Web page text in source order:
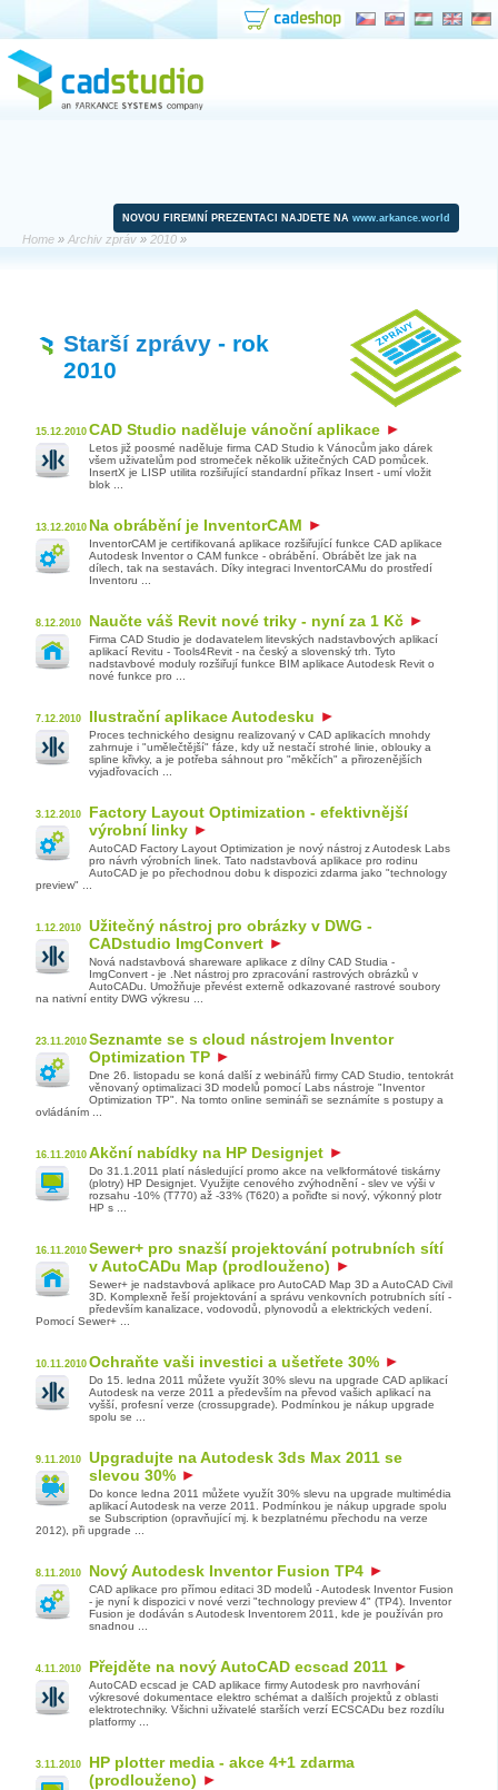
NOVOU FIREMNÍ PREZENTACI NAJDETE NA www.arkance.world
Home » Archiv zpráv » 2010 »
Starší zprávy - rok
2010
15.12.2010 CAD Studio naděluje vánoční aplikace
Letos již poosmé naděluje firma CAD Studio k Vánocům jako dárek
všem uživatelům pod stromeček několik užitečných CAD pomůcek.
InsertX je LISP utilita rozšiřující standardní příkaz Insert - umí vložit
blok ...
13.12.2010 Na obrábění je InventorCAM
InventorCAM je certifikovaná aplikace rozšiřující funkce CAD aplikace
Autodesk Inventor o CAM funkce - obrábění. Obrábět lze jak na
dílech, tak na sestavách. Díky integraci InventorCAMu do prostředí
Inventoru ...
8.12.2010 Naučte váš Revit nové triky - nyní za 1 Kč
Firma CAD Studio je dodavatelem litevských nadstavbových aplikací
aplikací Revitu - Tools4Revit - na český a slovenský trh. Tyto
nadstavbové moduly rozšiřují funkce BIM aplikace Autodesk Revit o
nové funkce pro ...
7.12.2010 Ilustrační aplikace Autodesku
Proces technického designu realizovaný v CAD aplikacích mnohdy
zahrnuje i "umělečtější" fáze, kdy už nestačí strohé linie, oblouky a
spline křivky, a je potřeba sáhnout pro "měkčích" a přirozenějších
vyjadřovacích ...
3.12.2010
Factory Layout Optimization - efektivnější
výrobní linky
AutoCAD Factory Layout Optimization je nový nástroj z Autodesk Labs
pro návrh výrobních linek. Tato nadstavbová aplikace pro rodinu
AutoCAD je po přechodnou dobu k dispozici zdarma jako "technology
preview" ...
1.12.2010
Užitečný nástroj pro obrázky v DWG -
CADstudio ImgConvert
Nová nadstavbová shareware aplikace z dílny CAD Studia -
ImgConvert - je .Net nástroj pro zpracování rastrových obrázků v
AutoCADu. Umožňuje převést externě odkazované rastrové soubory
na nativní entity DWG výkresu ...
23.11.2010 Seznamte se s cloud nástrojem Inventor
Optimization TP
Dne 26. listopadu se koná další z webinářů firmy CAD Studio, tentokrát
věnovaný optimalizaci 3D modelů pomocí Labs nástroje "Inventor
Optimization TP". Na tomto online semináři se seznámíte s postupy a
ovládáním ...
16.11.2010 Akční nabídky na HP Designjet
Do 31.1.2011 platí následující promo akce na velkformátové tiskárny
(plotry) HP Designjet. Využijte cenového zvýhodnění - slev ve výši v
rozsahu -10% (T770) až -33% (T620) a pořiďte si nový, výkonný plotr
HP s ...
16.11.2010 Sewer+ pro snazší projektování potrubních sítí
v AutoCADu Map (prodlouženo)
Sewer+ je nadstavbová aplikace pro AutoCAD Map 3D a AutoCAD Civil
3D. Komplexně řeší projektování a správu venkovních potrubních sítí -
především kanalizace, vodovodů, plynovodů a elektrických vedení.
Pomocí Sewer+ ...
10.11.2010 Ochraňte vaši investici a ušetřete 30%
Do 15. ledna 2011 můžete využít 30% slevu na upgrade CAD aplikací
Autodesk na verze 2011 a především na převod vašich aplikací na
vyšší, profesní verze (crossupgrade). Podmínkou je nákup upgrade
spolu se ...
9.11.2010
Upgradujte na Autodesk 3ds Max 2011 se
slevou 30%
Do konce ledna 2011 můžete využít 30% slevu na upgrade multimédia
aplikací Autodesk na verze 2011. Podmínkou je nákup upgrade spolu
se Subscription (opravňující mj. k bezplatnému přechodu na verze
2012), při upgrade ...
8.11.2010 Nový Autodesk Inventor Fusion TP4
CAD aplikace pro přímou editaci 3D modelů - Autodesk Inventor Fusion
- je nyní k dispozici v nové verzi "technology preview 4" (TP4). Inventor
Fusion je dodáván s Autodesk Inventorem 2011, kde je používán pro
snadnou ...
4.11.2010 Přejděte na nový AutoCAD ecscad 2011
AutoCAD ecscad je CAD aplikace firmy Autodesk pro navrhování
výkresové dokumentace elektro schémat a dalších projektů z oblasti
elektrotechniky. Všichni uživatelé starších verzí ECSCADu bez rozdílu
platformy ...
3.11.2010
HP plotter media - akce 4+1 zdarma
(prodlouženo)